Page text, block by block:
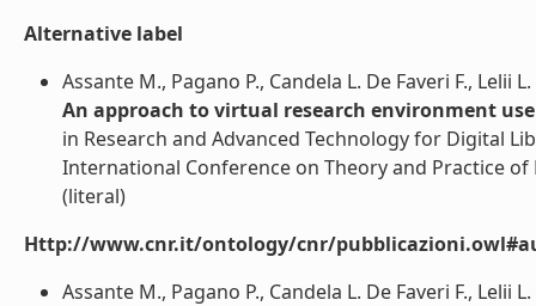
Alternative label
Assante M., Pagano P., Candela L. De Faveri F., Lelii
An approach to virtual research environment
in Research and Advanced Technology for Digital
International Conference on Theory and Practice
(literal)
Http://www.cnr.it/ontology/cnr/
Assante M., Pagano P., Candela L. De Faveri F., Lelii